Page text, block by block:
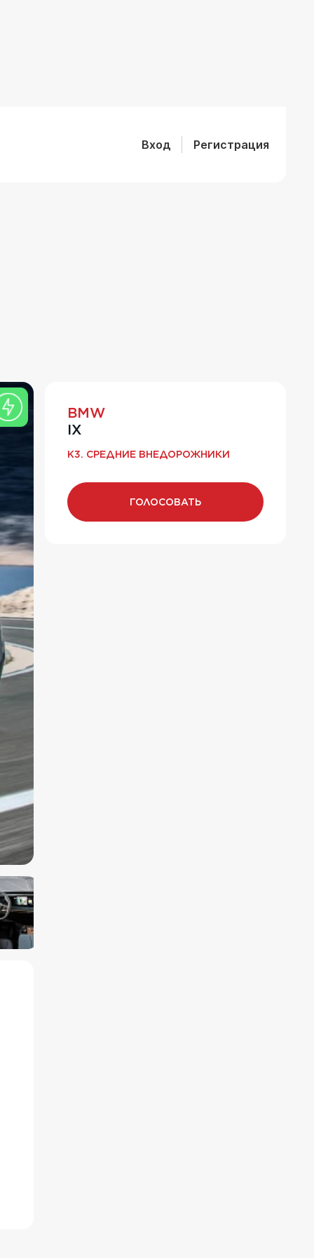
Вход Регистрация
BMW
IX
K3. СРЕДНИЕ ВНЕДОРОЖНИКИ
ГОЛОСОВАТЬ